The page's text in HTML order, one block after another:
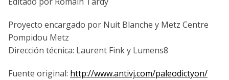
Proyecto encargado por Nuit Blanche y Metz Centre
Pompidou Metz
Dirección técnica: Laurent Fink y Lumens8
Fuente original: http://www.antivj.com/paleodictyon/